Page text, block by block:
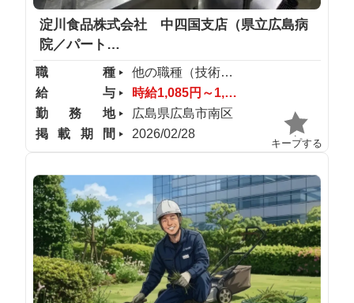
淀川食品株式会社 中四国支店（県立広島病
院／パート…
職種
他の職種（技術・専門職）
給与
時給1,085円～1,200円
勤務地
広島県広島市南区
掲載期間
2026/02/28
キープする